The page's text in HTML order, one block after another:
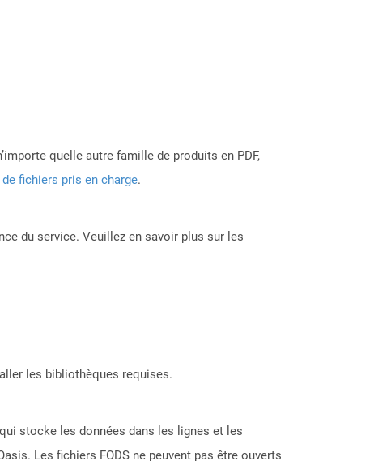
quelle autre famille de produits en PDF,
fichiers pris en charge.
du service. Veuillez en savoir plus sur les
les bibliothèques requises.
stocke les données dans les lignes et les
Les fichiers FODS ne peuvent pas être ouverts